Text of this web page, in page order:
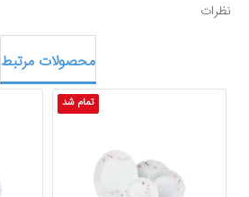
نظرات
محصولات مرتبط
تمام شد